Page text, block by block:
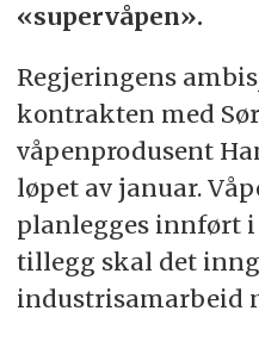
«supervåpen».
Regjeringens
kontrakten med
våpenprodusent
løpet av januar.
planlegges innført i
tillegg skal det
industrisamarbeid